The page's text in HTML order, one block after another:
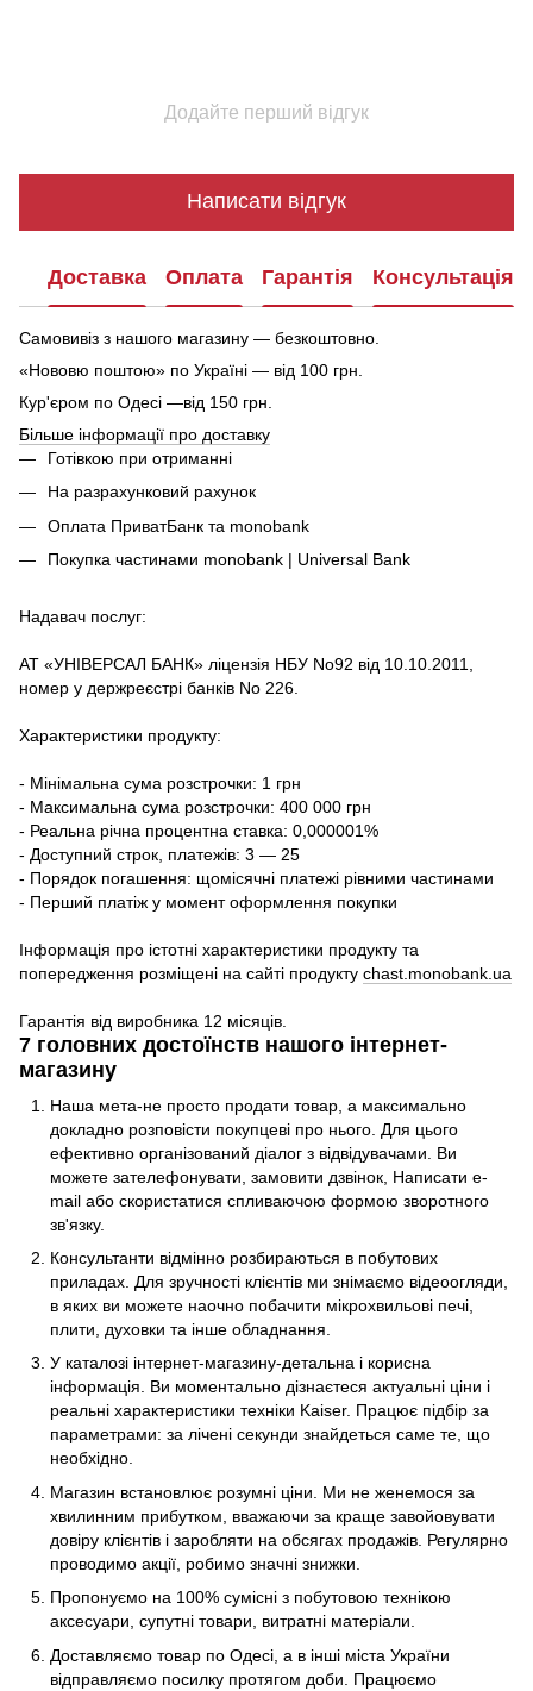
Додайте перший відгук
Написати відгук
Доставка Оплата Гарантія Консультація
Самовивіз з нашого магазину — безкоштовно.
«Нововю поштою» по Україні — від 100 грн.
Кур'єром по Одесі —від 150 грн.
Більше інформації про доставку
Готівкою при отриманні
На разрахунковий рахунок
Оплата ПриватБанк та monobank
Покупка частинами monobank | Universal Bank
Надавач послуг:
АТ «УНІВЕРСАЛ БАНК» ліцензія НБУ No92 від 10.10.2011,
номер у держреєстрі банків No 226.
Характеристики продукту:
- Мінімальна сума розстрочки: 1 грн
- Максимальна сума розстрочки: 400 000 грн
- Реальна річна процентна ставка: 0,000001%
- Доступний строк, платежів: 3 — 25
- Порядок погашення: щомісячні платежі рівними частинами
- Перший платіж у момент оформлення покупки
Інформація про істотні характеристики продукту та
попередження розміщені на сайті продукту chast.monobank.ua
Гарантія від виробника 12 місяців.
7 головних достоїнств нашого інтернет-
магазину
Наша мета-не просто продати товар, а максимально
докладно розповісти покупцеві про нього. Для цього
ефективно організований діалог з відвідувачами. Ви
можете зателефонувати, замовити дзвінок, Написати e-
mail або скористатися спливаючою формою зворотного
зв'язку.
Консультанти відмінно розбираються в побутових
приладах. Для зручності клієнтів ми знімаємо відеоогляди,
в яких ви можете наочно побачити мікрохвильові печі,
плити, духовки та інше обладнання.
У каталозі інтернет-магазину-детальна і корисна
інформація. Ви моментально дізнаєтеся актуальні ціни і
реальні характеристики техніки Kaiser. Працює підбір за
параметрами: за лічені секунди знайдеться саме те, що
необхідно.
Магазин встановлює розумні ціни. Ми не женемося за
хвилинним прибутком, вважаючи за краще завойовувати
довіру клієнтів і заробляти на обсягах продажів. Регулярно
проводимо акції, робимо значні знижки.
Пропонуємо на 100% сумісні з побутовою технікою
аксесуари, супутні товари, витратні матеріали.
Доставляємо товар по Одесі, а в інші міста України
відправляємо посилку протягом доби. Працюємо